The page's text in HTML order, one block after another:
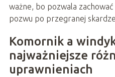
ważne, bo pozwala
pozwu po przegranej
Komornik a
najważniejsze
uprawnieniach